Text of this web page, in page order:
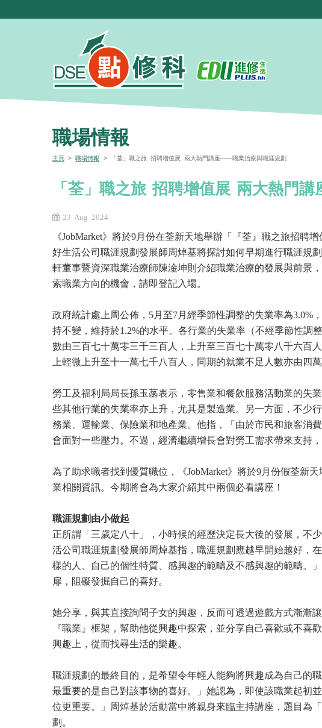
職場情報
主頁 >職場情報 > 「荃」職之旅 招聘增值展 兩大熱門講座——職業治療與職涯規劃
「荃」職之旅 招聘增值展 兩大熱門
23 Aug 2024
《JobMarket》將於9月份在荃新天地舉辦「『荃』職之旅招聘
好生活公司職涯規劃發展師周焯基將探討如何早期進行職涯規
軒董事暨資深職業治療師陳淦坤則介紹職業治療的發展與前景
索職業方向的機會，請即登記入場。
政府統計處上周公佈，5月至7月經季節性調整的失業率為3.0%
持不變，維持於1.2%的水平。各行業的失業率（不經季節性調
數由三百七十萬零三千三百人，上升至三百七十萬零八千六百
上輕微上升至十一萬七千八百人，同期的就業不足人數亦由四
勞工及福利局局長孫玉菡表示，零售業和餐飲服務活動業的失
些其他行業的失業率亦上升，尤其是製造業。另一方面，不少
務業、運輸業、保險業和地產業。他指，「由於市民和旅客消
會面對一些壓力。不過，經濟繼續增長會對勞工需求帶來支持
為了助求職者找到優質職位，《JobMarket》將於9月份假荃新
業相關資訊。今期將會為大家介紹其中兩個必看講座！
職涯規劃由小做起
正所謂「三歲定八十」，小時候的經歷決定長大後的發展，不
活公司職涯規劃發展師周焯基指，職涯規劃應越早開始越好，
樣的人、自己的個性特質、感興趣的範疇及不感興趣的範疇。
扉，阻礙發掘自己的喜好。
她分享，與其直接詢問子女的興趣，反而可透過遊戲方式漸漸
『職業』框架，幫助他從興趣中探索，並分享自己喜歡或不
興趣上，從而找尋生活的樂趣。
職涯規劃的最終目的，是希望令年輕人能夠將興趣成為自己的
最重要的是自己對該事物的喜好。」她認為，即使該職業起初
位更重要。」周焯基於活動當中將親身來臨主持講座，題目為
劃。